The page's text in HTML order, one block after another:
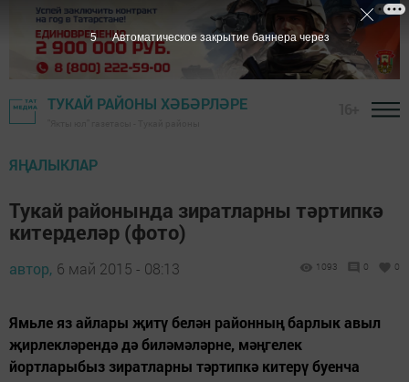
ТУКАЙ РАЙОНЫ ХӘБӘРЛӘРЕ
ЯҢАЛЫКЛАР
Тукай районында зиратларны тәртипкә
китерделәр (фото)
автор, 6 май 2015 - 08:13 1093 0 0
Ямьле яз айлары җитү белән районның барлык авыл
җирлекләрендә дә биләмәләрне, мәңгелек
йортларыбыз зиратларны тәртипкә китерү буенча
4 Автоматическое закрытие баннера через